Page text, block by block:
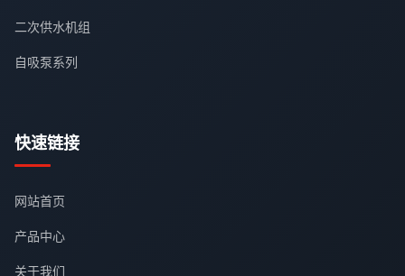
二次供水机组
自吸泵系列
快速链接
网站首页
产品中心
关于我们